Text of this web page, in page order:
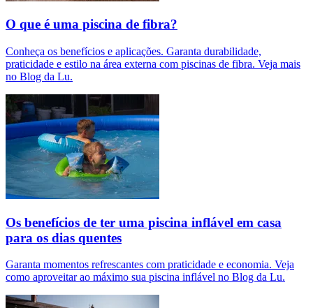
O que é uma piscina de fibra?
Conheça os benefícios e aplicações. Garanta durabilidade,
praticidade e estilo na área externa com piscinas de fibra. Veja mais
no Blog da Lu.
Os benefícios de ter uma piscina inflável em casa
para os dias quentes
Garanta momentos refrescantes com praticidade e economia. Veja
como aproveitar ao máximo sua piscina inflável no Blog da Lu.